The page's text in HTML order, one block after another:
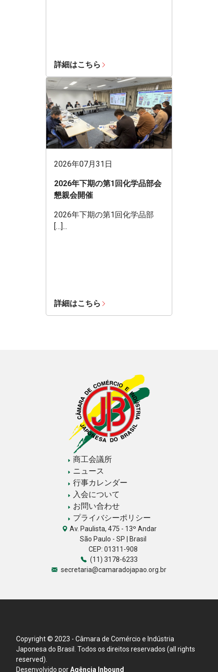
詳細はこちら
2026年07月31日
2026年下期の第1回化学品部会
懇親会開催
2026年下期の第1回化学品部
[…]...
詳細はこちら
商工会議所
ニュース
行事カレンダー
入会について
お問い合わせ
プライバシーポリシー
Av. Paulista, 475 - 13º Andar
São Paulo - SP | Brasil
CEP: 01311-908
(11) 3178-6233
secretaria@camaradojapao.org.br
Copyright © 2023 - Câmara de Comércio e Indústria
Japonesa do Brasil. Todos os direitos reservados (all rights
reserved).
Desenvolvido porAgência Inbound